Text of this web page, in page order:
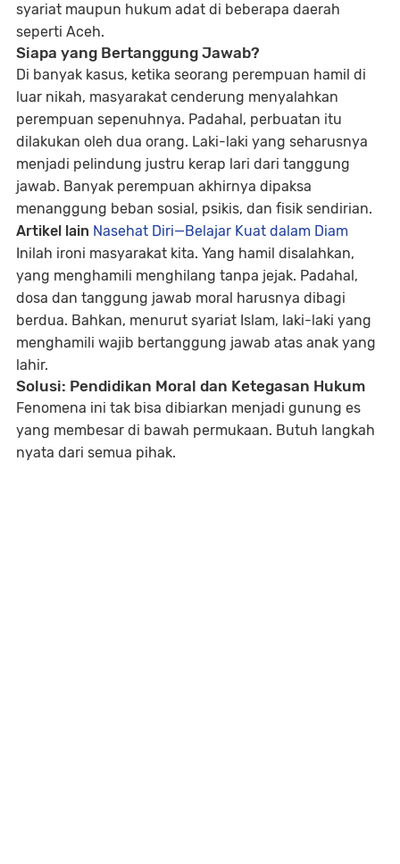
syariat maupun hukum adat di beberapa daerah
seperti Aceh.
Siapa yang Bertanggung Jawab?
Di banyak kasus, ketika seorang perempuan hamil di
luar nikah, masyarakat cenderung menyalahkan
perempuan sepenuhnya. Padahal, perbuatan itu
dilakukan oleh dua orang. Laki-laki yang seharusnya
menjadi pelindung justru kerap lari dari tanggung
jawab. Banyak perempuan akhirnya dipaksa
menanggung beban sosial, psikis, dan fisik sendirian.
Artikel lain Nasehat Diri—Belajar Kuat dalam Diam
Inilah ironi masyarakat kita. Yang hamil disalahkan,
yang menghamili menghilang tanpa jejak. Padahal,
dosa dan tanggung jawab moral harusnya dibagi
berdua. Bahkan, menurut syariat Islam, laki-laki yang
menghamili wajib bertanggung jawab atas anak yang
lahir.
Solusi: Pendidikan Moral dan Ketegasan Hukum
Fenomena ini tak bisa dibiarkan menjadi gunung es
yang membesar di bawah permukaan. Butuh langkah
nyata dari semua pihak.